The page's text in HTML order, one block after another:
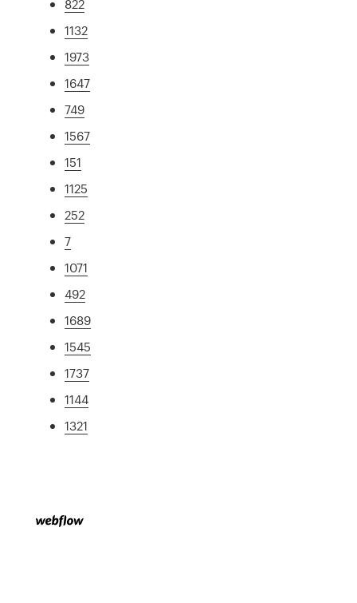
822
1132
1973
1647
749
1567
151
1125
252
7
1071
492
1689
1545
1737
1144
1321